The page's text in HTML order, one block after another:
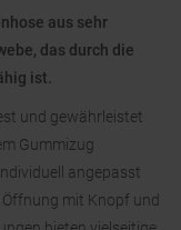
aus sehr
das durch die
ist.
und gewährleistet
Gummizug
angepasst
mit Knopf und